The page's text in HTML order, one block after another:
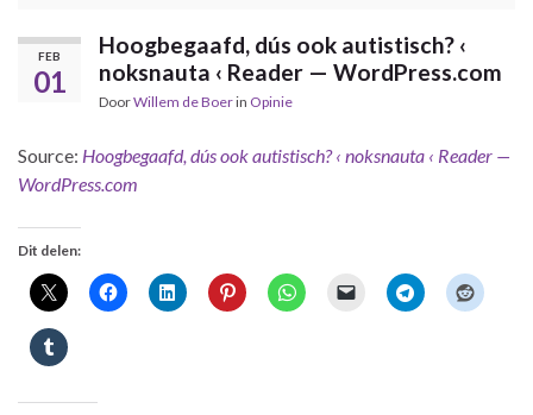
FEB
01
Hoogbegaafd, dús ook autistisch? ‹
noksnauta ‹ Reader — WordPress.com
DoorWillem de Boerin Opinie
Source: Hoogbegaafd, dús ook autistisch? ‹ noksnauta ‹ Reader —
WordPress.com
Dit delen: